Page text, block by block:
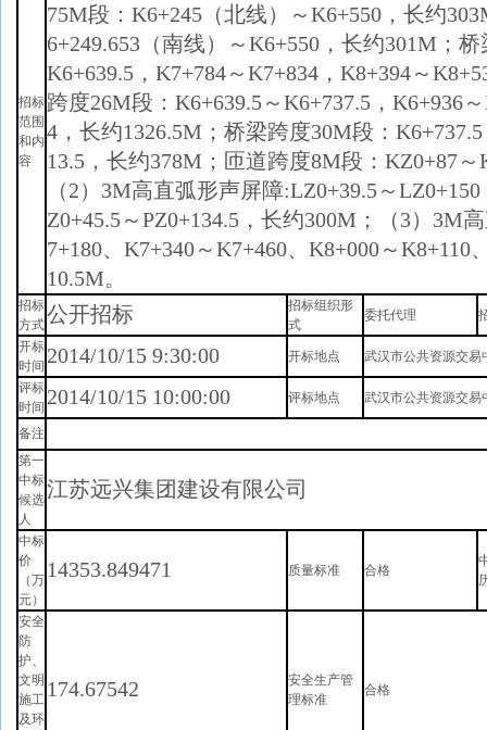
招标
范围
和内
容
75M段：K6+245（北线）～K6+550，长约
6+249.653（南线）～K6+550，长约301M；
K6+639.5，K7+784～K7+834，K8+394～
跨度26M段：K6+639.5～K6+737.5，K6+936
4，长约1326.5M；桥梁跨度30M段：
13.5，长约378M；匝道跨度8M段：KZ0+87
（2）3M高直弧形声屏障:LZ0+39.5～
Z0+45.5～PZ0+134.5，长约300M；（3）3M
7+180、K7+340～K7+460、K8+000～K8+110
10.5M。
招标
方式公开招标
招标组织形
式
委托代理
开标
时间 2014/10/15 9:30:00 开标地点 武汉市公共资源交
评标
时间 2014/10/15 10:00:00 评标地点 武汉市公共资源交
备注
第一
中标
候选
人
江苏远兴集团建设有限公司
中标
价
（万
元）
14353.849471 质量标准 合格
安全
防
护、
文明
施工
及环
174.67542
安全生产管
理标准
合格